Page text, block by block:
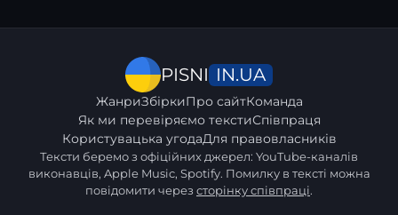
PISNI IN.UA
ЖанриЗбіркиПро сайтКоманда
Як ми перевіряємо текстиСпівпраця
Користувацька угодаДля правовласників
Тексти беремо з офіційних джерел: YouTube-каналів
виконавців, Apple Music, Spotify. Помилку в тексті можна
повідомити через сторінку співпраці.